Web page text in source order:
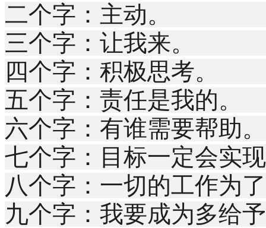
二个字：主动。
三个字：让我来。
四个字：积极思考。
五个字：责任是我的。
六个字：有谁需要帮助。
七个字：目标一定会实
八个字：一切的工作为
九个字：我要成为多给